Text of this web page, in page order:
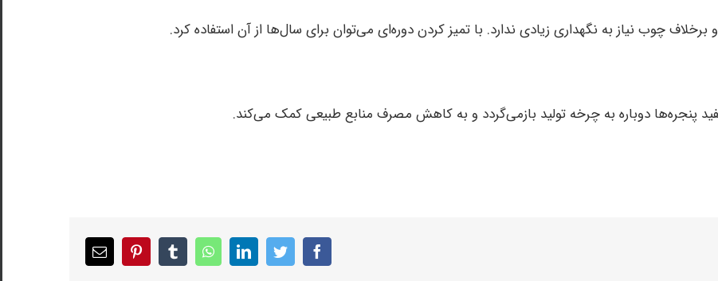
پنجره‌ها دوباره به چرخه تولید بازمی‌گردد و به کاهش مصرف منابع طبیعی کمک می‌کند.
facebook
twitter
linkedin
whatsapp
tumblr
pinterest
Email